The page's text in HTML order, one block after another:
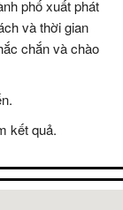
phố xuất phát
và thời gian
chắn và chào
kết quả.